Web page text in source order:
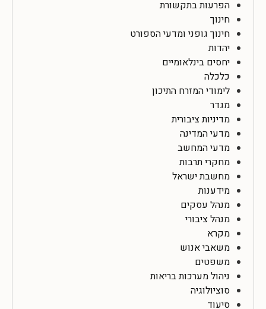
הפרעות בתקשורת
חינוך
חינוך גופני ומדעי הספורט
יהדות
יחסים בינלאומיים
כלכלה
לימודי המזרח התיכון
מגדר
מדיניות ציבורית
מדעי המדינה
מדעי המחשב
מחקרי תרבות
מחשבת ישראל
מידענות
מנהל עסקים
מנהל ציבורי
מקרא
משאבי אנוש
משפטים
ניהול מערכות בריאות
סוציולוגיה
סיעוד